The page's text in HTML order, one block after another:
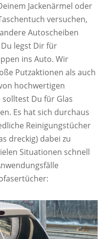
Jackenärmel oder
versuchen,
Autoscheiben
legst Dir für
ins Auto. Wir
Putzaktionen als auch
hochwertigen
Du für Glas
Es hat sich durchaus
Reinigungstücher
dreckig) dabei zu
Situationen schnell